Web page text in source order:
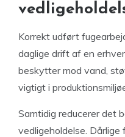
Korrekt udført
daglige drift af en
beskytter mod vand,
vigtigt i
Samtidig reducerer det
vedligeholdelse.